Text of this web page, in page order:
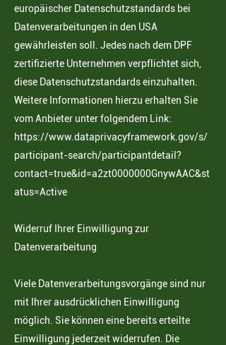
europäischer Datenschutzstandards bei
Datenverarbeitungen in den USA
gewährleisten soll. Jedes nach dem DPF
zertifizierte Unternehmen verpflichtet sich,
diese Datenschutzstandards einzuhalten.
Weitere Informationen hierzu erhalten Sie
vom Anbieter unter folgendem Link:
https://www.dataprivacyframework.gov/s/
participant-search/participantdetail?
contact=true&id=a2zt0000000GnywAAC&st
atus=Active
Widerruf Ihrer Einwilligung zur
Datenverarbeitung
Viele Datenverarbeitungsvorgänge sind nur
mit Ihrer ausdrücklichen Einwilligung
möglich. Sie können eine bereits erteilte
Einwilligung jederzeit widerrufen. Die